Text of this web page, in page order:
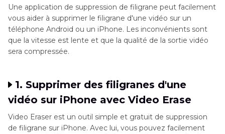
Une application de suppression de filigrane peut facilement
vous aider à supprimer le filigrane d'une vidéo sur un
téléphone Android ou un iPhone. Les inconvénients sont
que la vitesse est lente et que la qualité de la sortie vidéo
sera compressée.
1. Supprimer des filigranes d'une
vidéo sur iPhone avec Video Erase
Video Eraser est un outil simple et gratuit de suppression
de filigrane sur iPhone. Avec lui, vous pouvez facilement